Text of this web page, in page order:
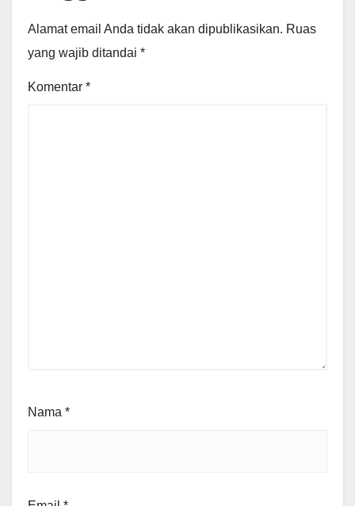
Alamat email Anda tidak akan dipublikasikan. Ruas
yang wajib ditandai *
Komentar *
Nama *